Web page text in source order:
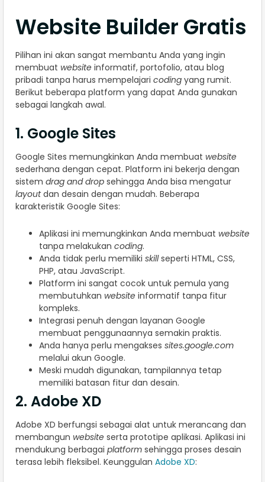
Website Builder Gratis​
Pilihan ini akan sangat membantu Anda yang ingin
membuat website informatif, portofolio, atau blog
pribadi tanpa harus mempelajari coding yang rumit.
Berikut beberapa platform yang dapat Anda gunakan
sebagai langkah awal.
1. Google Sites
Google Sites memungkinkan Anda membuat website
sederhana dengan cepat. Platform ini bekerja dengan
sistem drag and drop sehingga Anda bisa mengatur
layoutdan desain dengan mudah. Beberapa
karakteristik Google Sites:
Aplikasi ini memungkinkan Anda membuat website
tanpa melakukan coding.
Anda tidak perlu memiliki skillseperti HTML, CSS,
PHP, atau JavaScript.
Platform ini sangat cocok untuk pemula yang
membutuhkan website informatif tanpa fitur
kompleks.
Integrasi penuh dengan layanan Google
membuat penggunaannya semakin praktis.
Anda hanya perlu mengakses sites.google.com
melalui akun Google.
Meski mudah digunakan, tampilannya tetap
memiliki batasan fitur dan desain.
2. Adobe XD
Adobe XD berfungsi sebagai alat untuk merancang dan
membangun website serta prototipe aplikasi. Aplikasi ini
mendukung berbagai platform sehingga proses desain
terasa lebih fleksibel. Keunggulan Adobe XD: